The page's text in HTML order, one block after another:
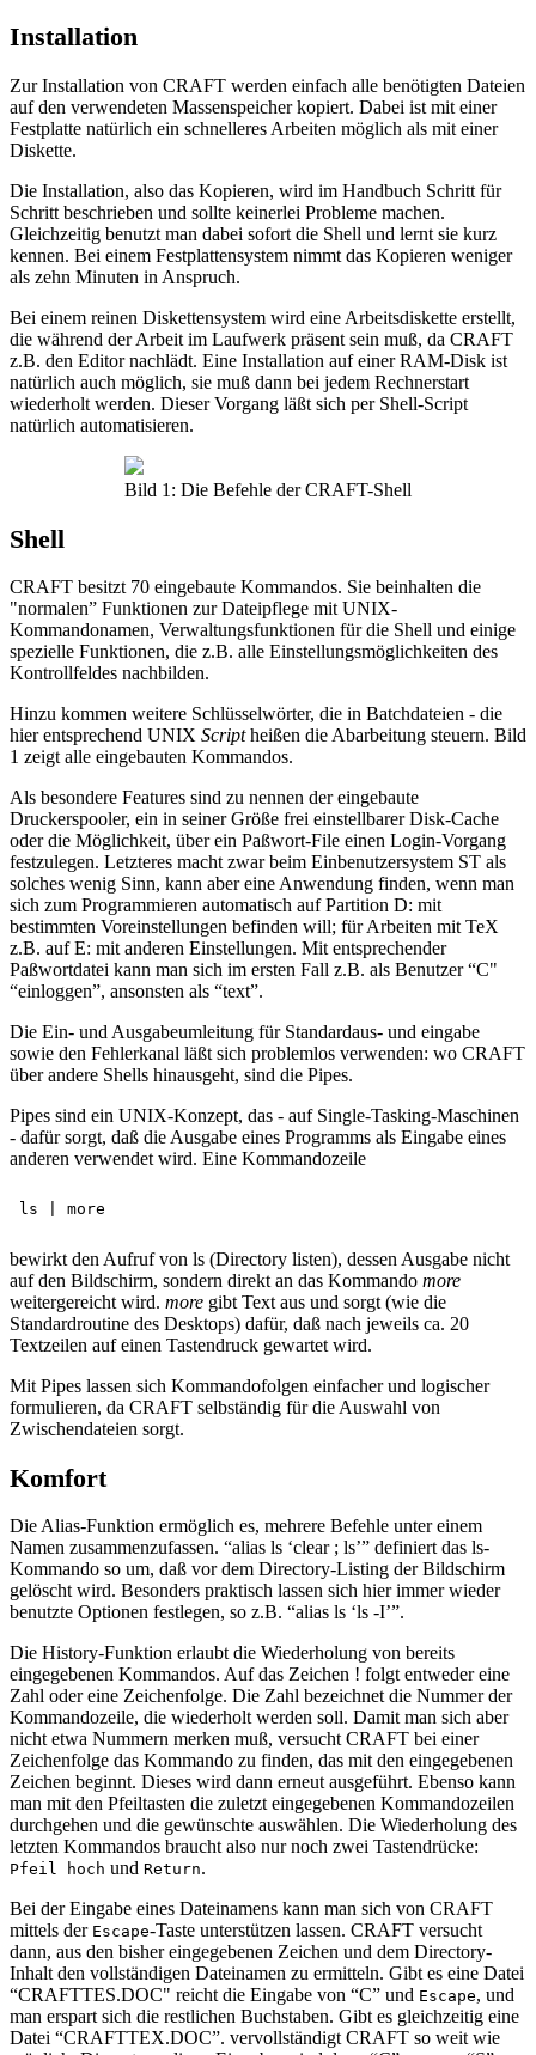
Installation
Zur Installation von CRAFT werden einfach alle benötigten Dateien
auf den verwendeten Massenspeicher kopiert. Dabei ist mit einer
Festplatte natürlich ein schnelleres Arbeiten möglich als mit einer
Diskette.
Die Installation, also das Kopieren, wird im Handbuch Schritt für
Schritt beschrieben und sollte keinerlei Probleme machen.
Gleichzeitig benutzt man dabei sofort die Shell und lernt sie kurz
kennen. Bei einem Festplattensystem nimmt das Kopieren weniger
als zehn Minuten in Anspruch.
Bei einem reinen Diskettensystem wird eine Arbeitsdiskette erstellt,
die während der Arbeit im Laufwerk präsent sein muß, da CRAFT
z.B. den Editor nachlädt. Eine Installation auf einer RAM-Disk ist
natürlich auch möglich, sie muß dann bei jedem Rechnerstart
wiederholt werden. Dieser Vorgang läßt sich per Shell-Script
natürlich automatisieren.
Bild 1: Die Befehle der CRAFT-Shell
Shell
CRAFT besitzt 70 eingebaute Kommandos. Sie beinhalten die
"normalen” Funktionen zur Dateipflege mit UNIX-
Kommandonamen, Verwaltungsfunktionen für die Shell und einige
spezielle Funktionen, die z.B. alle Einstellungsmöglichkeiten des
Kontrollfeldes nachbilden.
Hinzu kommen weitere Schlüsselwörter, die in Batchdateien - die
hier entsprechend UNIX Scriptheißen die Abarbeitung steuern. Bild
1 zeigt alle eingebauten Kommandos.
Als besondere Features sind zu nennen der eingebaute
Druckerspooler, ein in seiner Größe frei einstellbarer Disk-Cache
oder die Möglichkeit, über ein Paßwort-File einen Login-Vorgang
festzulegen. Letzteres macht zwar beim Einbenutzersystem ST als
solches wenig Sinn, kann aber eine Anwendung finden, wenn man
sich zum Programmieren automatisch auf Partition D: mit
bestimmten Voreinstellungen befinden will; für Arbeiten mit TeX
z.B. auf E: mit anderen Einstellungen. Mit entsprechender
Paßwortdatei kann man sich im ersten Fall z.B. als Benutzer “C"
“einloggen”, ansonsten als “text”.
Die Ein- und Ausgabeumleitung für Standardaus- und eingabe
sowie den Fehlerkanal läßt sich problemlos verwenden: wo CRAFT
über andere Shells hinausgeht, sind die Pipes.
Pipes sind ein UNIX-Konzept, das - auf Single-Tasking-Maschinen
- dafür sorgt, daß die Ausgabe eines Programms als Eingabe eines
anderen verwendet wird. Eine Kommandozeile
bewirkt den Aufruf von ls (Directory listen), dessen Ausgabe nicht
auf den Bildschirm, sondern direkt an das Kommando more
weitergereicht wird. more gibt Text aus und sorgt (wie die
Standardroutine des Desktops) dafür, daß nach jeweils ca. 20
Textzeilen auf einen Tastendruck gewartet wird.
Mit Pipes lassen sich Kommandofolgen einfacher und logischer
formulieren, da CRAFT selbständig für die Auswahl von
Zwischendateien sorgt.
Komfort
Die Alias-Funktion ermöglich es, mehrere Befehle unter einem
Namen zusammenzufassen. “alias ls ‘clear ; ls’” definiert das ls-
Kommando so um, daß vor dem Directory-Listing der Bildschirm
gelöscht wird. Besonders praktisch lassen sich hier immer wieder
benutzte Optionen festlegen, so z.B. “alias ls ‘ls -I’”.
Die History-Funktion erlaubt die Wiederholung von bereits
eingegebenen Kommandos. Auf das Zeichen ! folgt entweder eine
Zahl oder eine Zeichenfolge. Die Zahl bezeichnet die Nummer der
Kommandozeile, die wiederholt werden soll. Damit man sich aber
nicht etwa Nummern merken muß, versucht CRAFT bei einer
Zeichenfolge das Kommando zu finden, das mit den eingegebenen
Zeichen beginnt. Dieses wird dann erneut ausgeführt. Ebenso kann
man mit den Pfeiltasten die zuletzt eingegebenen Kommandozeilen
durchgehen und die gewünschte auswählen. Die Wiederholung des
letzten Kommandos braucht also nur noch zwei Tastendrücke:
Pfeil hoch und Return.
Bei der Eingabe eines Dateinamens kann man sich von CRAFT
mittels der Escape-Taste unterstützen lassen. CRAFT versucht
dann, aus den bisher eingegebenen Zeichen und dem Directory-
Inhalt den vollständigen Dateinamen zu ermitteln. Gibt es eine Datei
“CRAFTTES.DOC" reicht die Eingabe von “C” und Escape, und
man erspart sich die restlichen Buchstaben. Gibt es gleichzeitig eine
Datei “CRAFTTEX.DOC”. vervollständigt CRAFT so weit wie